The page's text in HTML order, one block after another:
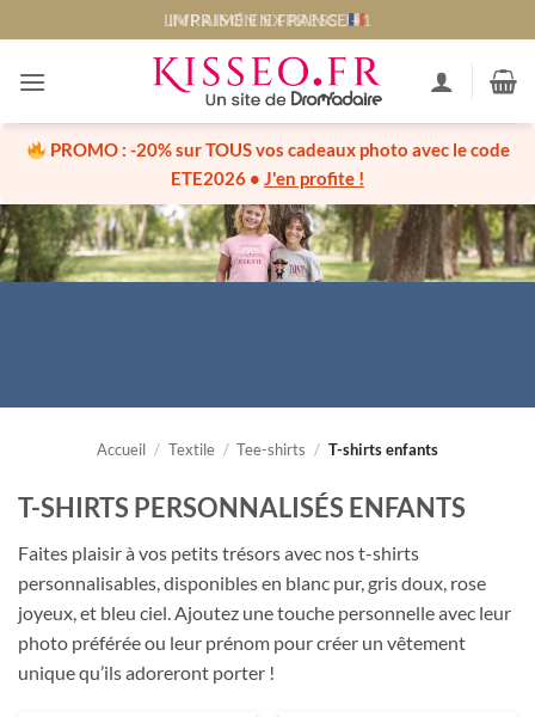
au
contenu
LIVRAISON EXPRESS J+1
PROMO : -20% sur TOUS vos cadeaux photo avec le code
ETE2026 • J'en profite !
Accueil / Textile / Tee-shirts / T-shirts enfants
T-SHIRTS PERSONNALISÉS ENFANTS
Faites plaisir à vos petits trésors avec nos t-shirts
personnalisables, disponibles en blanc pur, gris doux, rose
joyeux, et bleu ciel. Ajoutez une touche personnelle avec leur
photo préférée ou leur prénom pour créer un vêtement
unique qu’ils adoreront porter !